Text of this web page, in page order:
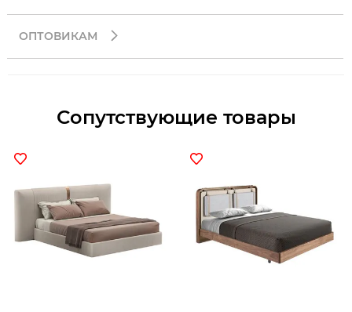
ОПТОВИКАМ
Сопутствующие товары